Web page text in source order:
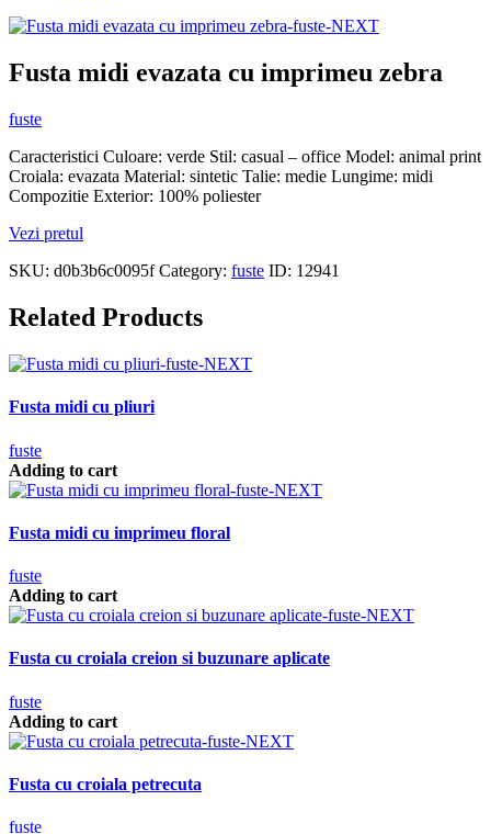
Fusta midi evazata cu imprimeu zebra
fuste
Caracteristici Culoare: verde Stil: casual – office Model: animal print
Croiala: evazata Material: sintetic Talie: medie Lungime: midi
Compozitie Exterior: 100% poliester
Vezi pretul
SKU: d0b3b6c0095f Category: fuste ID: 12941
Related Products
Fusta midi cu pliuri
fuste
Adding to cart
Fusta midi cu imprimeu floral
fuste
Adding to cart
Fusta cu croiala creion si buzunare aplicate
fuste
Adding to cart
Fusta cu croiala petrecuta
fuste